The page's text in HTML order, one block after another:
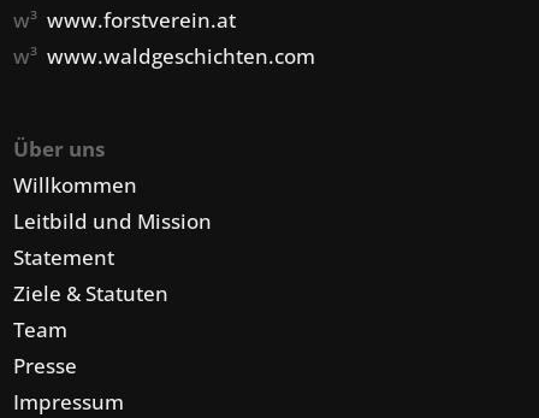
w³www.forstverein.at
w³www.waldgeschichten.com
Über uns
Willkommen
Leitbild und Mission
Statement
Ziele & Statuten
Team
Presse
Impressum